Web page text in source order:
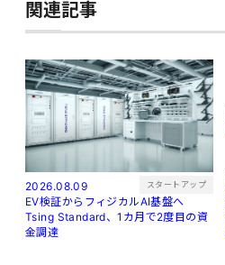
関連記事
2026.08.09 スタートアップ
EV検証からフィジカルAI基盤へ
Tsing Standard、1カ月で2度目の資
金調達